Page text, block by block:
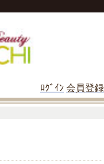
ﾛｸﾞｲﾝ 会員登録